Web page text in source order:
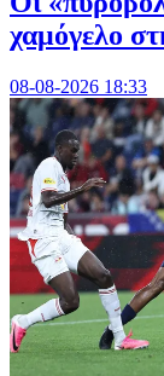
χαμόγελο
08-08-2026 18:33